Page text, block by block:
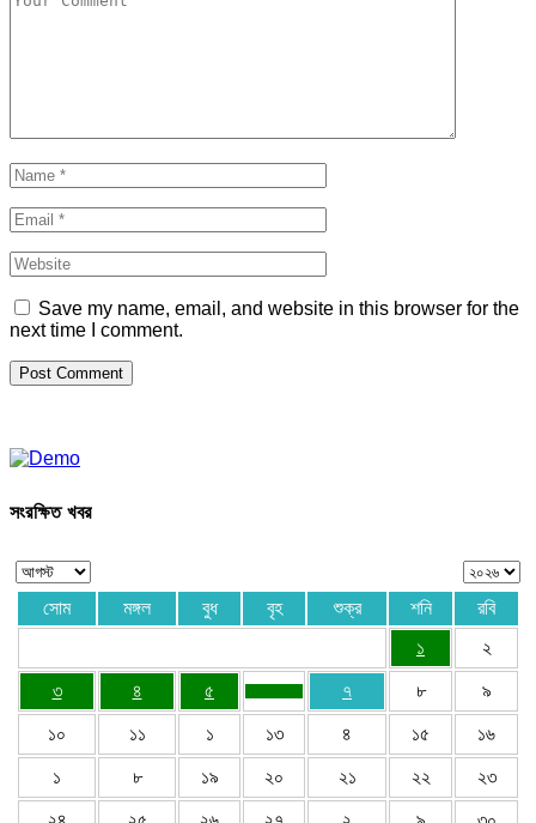
Save my name, email, and website in this browser for the
next time I comment.
সংরক্ষিত খবর
সোম মঙ্গল বুধ বৃহ শুক্র শনি
রবি
১
২
৩ ৪ ৫ ৭ ৮ ৯
১০ ১১ ১ ১৩ ৪ ১৫ ১৬
১ ৮ ১৯ ২০ ২১ ২২ ২৩